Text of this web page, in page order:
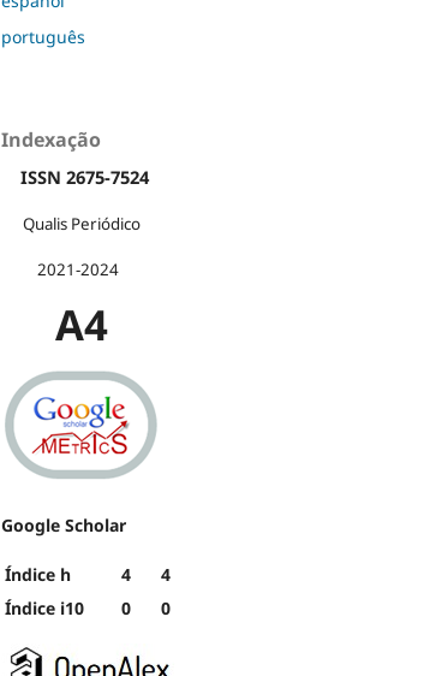
português
Indexação
ISSN 2675-7524
Qualis Periódico
2021-2024
A4
Google Scholar
Índice h 4
4
Índice i10
0 0